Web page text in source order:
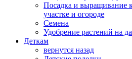
Посадка и выращивание
участке и огороде
Семена
Удобрение растений на
Деткам
вернутся назад